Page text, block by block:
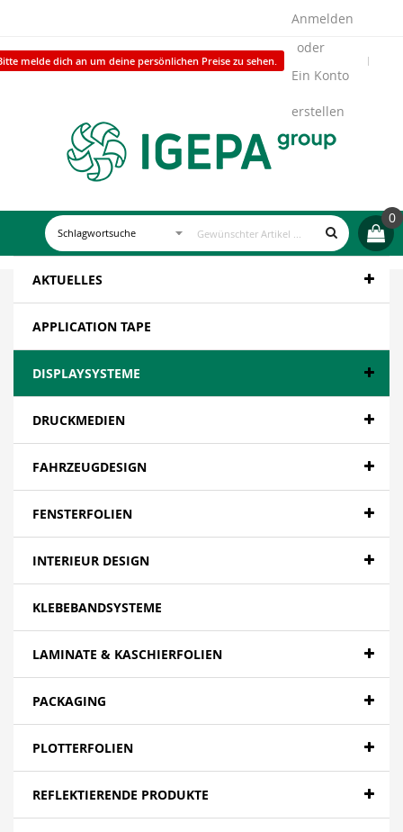
melde dich an um deine persönlichen Preise zu sehen.
Anmelden
Ein Konto
erstellen
0
AKTUELLES
APPLICATION TAPE
DISPLAYSYSTEME
DRUCKMEDIEN
FAHRZEUGDESIGN
FENSTERFOLIEN
INTERIEUR DESIGN
KLEBEBANDSYSTEME
LAMINATE & KASCHIERFOLIEN
PACKAGING
PLOTTERFOLIEN
REFLEKTIERENDE PRODUKTE